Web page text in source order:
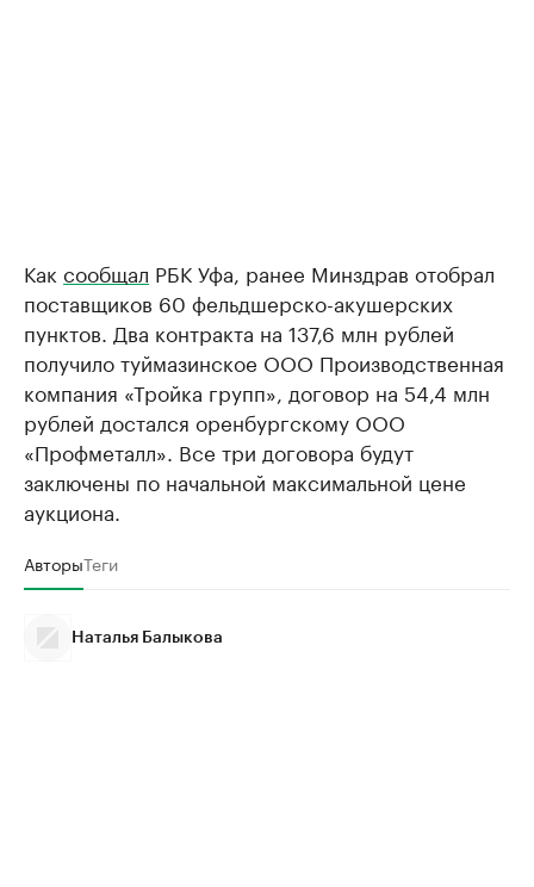
Как сообщал РБК Уфа, ранее Минздрав отобрал
поставщиков 60 фельдшерско-акушерских
пунктов. Два контракта на 137,6 млн рублей
получило туймазинское ООО Производственная
компания «Тройка групп», договор на 54,4 млн
рублей достался оренбургскому ООО
«Профметалл». Все три договора будут
заключены по начальной максимальной цене
аукциона.
АвторыТеги
Наталья Балыкова